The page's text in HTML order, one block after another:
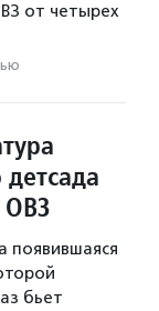
от четырех
ОВЗ
появившаяся
бьет